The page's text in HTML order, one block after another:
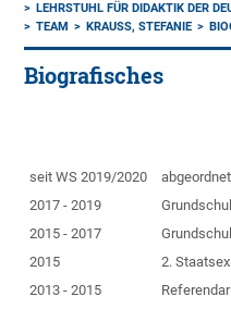
LEHRSTUHL FÜR DIDAKTIK DER
TEAM
KRAUSS, STEFANIE
Biografisches
seit WS 2019/2020
2017 - 2019
2015 - 2017
2015
2.
2013 - 2015